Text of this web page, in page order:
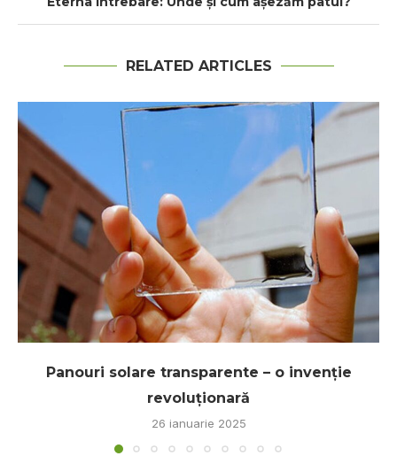
RELATED ARTICLES
Panouri solare transparente – o invenție
revoluționară
26 ianuarie 2025